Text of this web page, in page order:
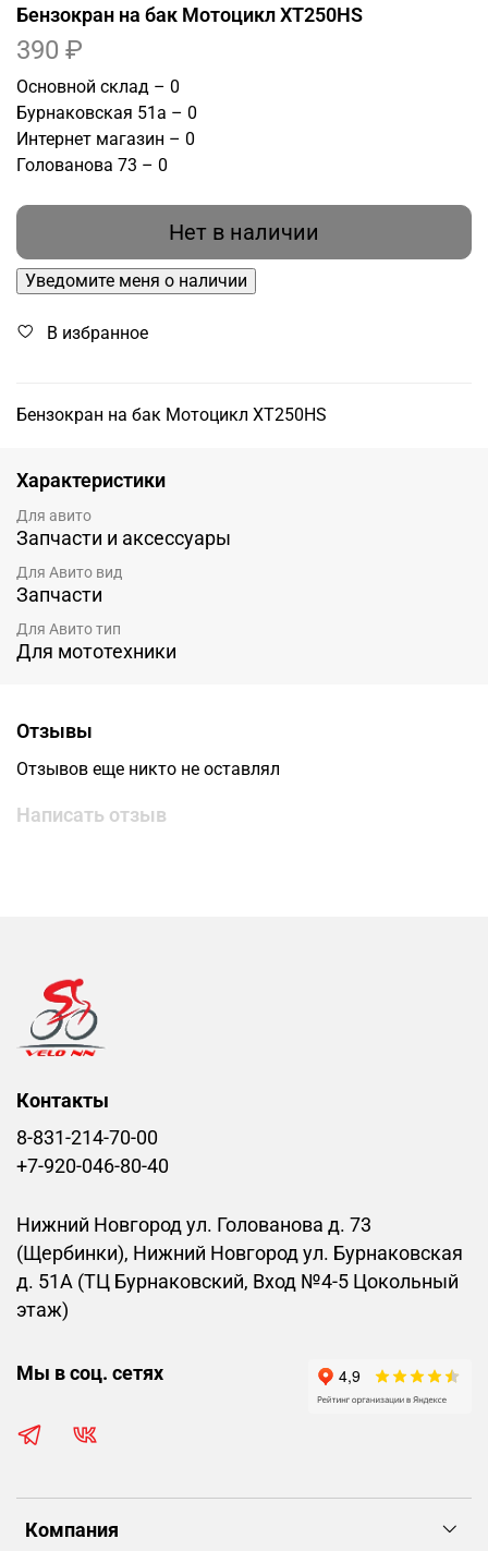
Бензокран на бак Мотоцикл XT250HS
390 ₽
Основной склад – 0
Бурнаковская 51а – 0
Интернет магазин – 0
Голованова 73 – 0
Нет в наличии
Уведомите меня о наличии
В избранное
Бензокран на бак Мотоцикл XT250HS
Характеристики
Для авито
Запчасти и аксессуары
Для Авито вид
Запчасти
Для Авито тип
Для мототехники
Отзывы
Отзывов еще никто не оставлял
Написать отзыв
Компания
Контакты
8-831-214-70-00
+7-920-046-80-40
Нижний Новгород ул. Голованова д. 73
(Щербинки), Нижний Новгород ул. Бурнаковская
д. 51А (ТЦ Бурнаковский, Вход №4-5 Цокольный
этаж)
Мы в соц. сетях